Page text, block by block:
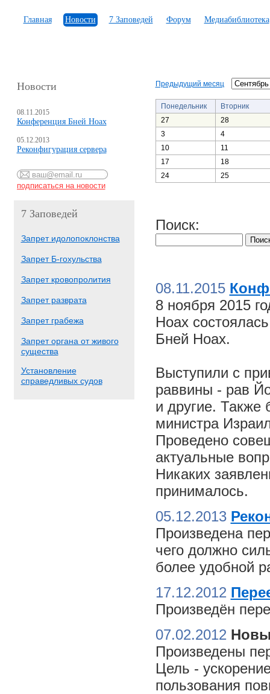
Главная Новости 7 Заповедей Форум Медиабиблиотека
Новости
08.11.2015
Конференция Бней Ноах
05.12.2013
Реконфигурация сервера
7 Заповедей
Запрет идолопоклонства
Запрет Б-гохульства
Запрет кровопролития
Запрет разврата
Запрет грабежа
Запрет органа от живого
существа
Установление
справедливых судов
Предыдущий месяц
Понедельник
Вторник
27
28
3
4
10
11
17
18
24
25
Поиск:
08.11.2015
8 ноября 2015
Ноах
Бней Ноах.
Выступили с
раввины - рав
и другие. Также
министра
Проведено
актуальные
Никаких
принималось.
05.12.2013
Произведена
чего должно
более удобной
17.12.2012
Произведён
07.02.2012
Произведены
Цель -
пользования